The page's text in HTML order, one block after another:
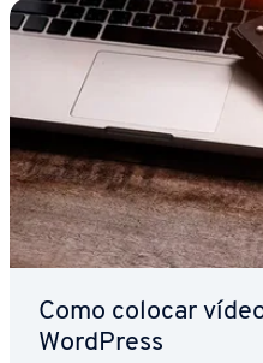
Como colocar
WordPress